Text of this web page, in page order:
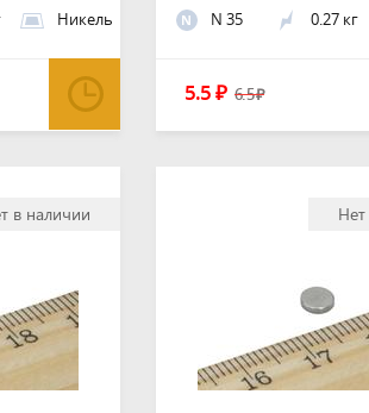
Никель N N 35 0.27 кг
5.5 ₽ 6.5₽
в наличии